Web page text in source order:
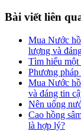
Bài viết liên
Mua Nước
lượng và
Tìm hiểu một
Phương
Mua Nước
và đáng tin
Nên uống
Cao hồng
là hợp lý?